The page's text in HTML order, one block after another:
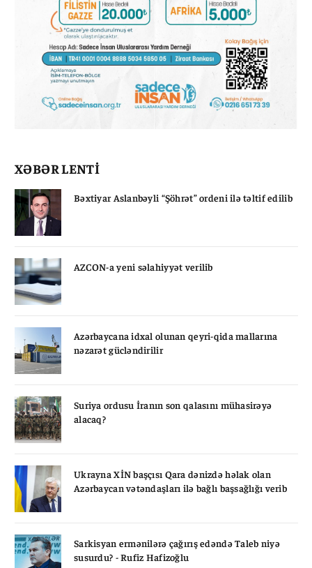
XƏBƏR LENTİ
Bəxtiyar Aslanbəyli “Şöhrət” ordeni ilə təltif edilib
AZCON-a yeni səlahiyyət verilib
Azərbaycana idxal olunan qeyri-qida mallarına
nəzarət gücləndirilir
Suriya ordusu İranın son qalasını mühasirəyə
alacaq?
Ukrayna XİN başçısı Qara dənizdə həlak olan
Azərbaycan vətəndaşları ilə bağlı başsağlığı verib
Sarkisyan ermənilərə çağırış edəndə Taleb niyə
susurdu? - Rufiz Hafizoğlu